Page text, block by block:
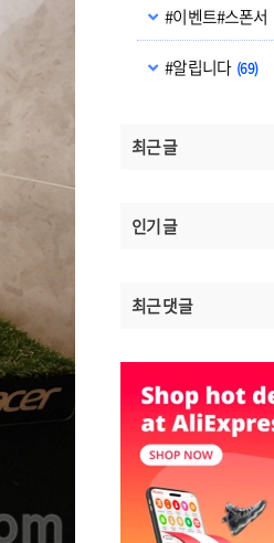
#이벤트#스폰서
#알립니다 (69)
최근 글
인기 글
최근 댓글